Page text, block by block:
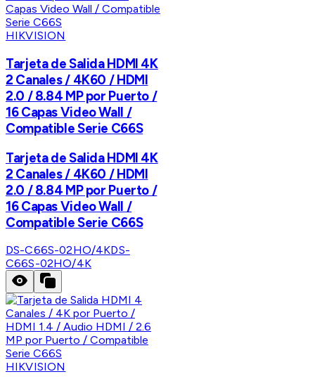
HIKVISION
Tarjeta de Salida HDMI 4K
2 Canales / 4K60 / HDMI
2.0 / 8.84 MP por Puerto /
16 Capas Video Wall /
Compatible Serie C66S
Tarjeta de Salida HDMI 4K
2 Canales / 4K60 / HDMI
2.0 / 8.84 MP por Puerto /
16 Capas Video Wall /
Compatible Serie C66S
DS-C66S-02HO/4KDS-
C66S-02HO/4K
HIKVISION